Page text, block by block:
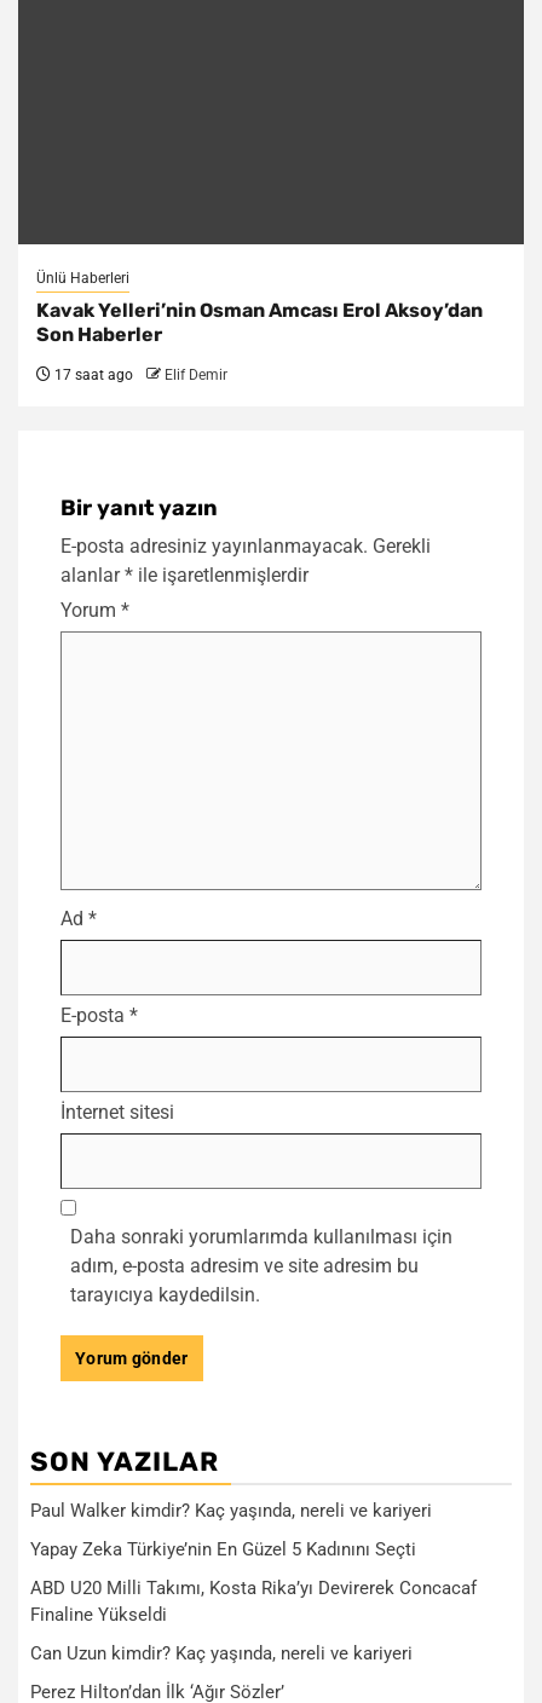
Ünlü Haberleri
Kavak Yelleri’nin Osman Amcası Erol Aksoy’dan
Son Haberler
17 saat ago Elif Demir
Bir yanıt yazın
E-posta adresiniz yayınlanmayacak. Gerekli
alanlar* ile işaretlenmişlerdir
Yorum *
Ad *
E-posta *
İnternet sitesi
Daha sonraki yorumlarımda kullanılması için
adım, e-posta adresim ve site adresim bu
tarayıcıya kaydedilsin.
SON YAZILAR
Paul Walker kimdir? Kaç yaşında, nereli ve kariyeri
Yapay Zeka Türkiye’nin En Güzel 5 Kadınını Seçti
ABD U20 Milli Takımı, Kosta Rika’yı Devirerek Concacaf
Finaline Yükseldi
Can Uzun kimdir? Kaç yaşında, nereli ve kariyeri
Perez Hilton’dan İlk ‘Ağır Sözler’